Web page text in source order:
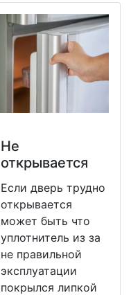
Не
открывается
Если дверь трудно
открывается
может быть что
уплотнитель из за
не правильной
эксплуатации
покрылся липкой